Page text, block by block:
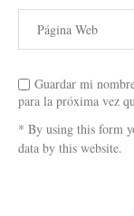
Guardar mi
para la próxima vez
* By using this form
data by this website.